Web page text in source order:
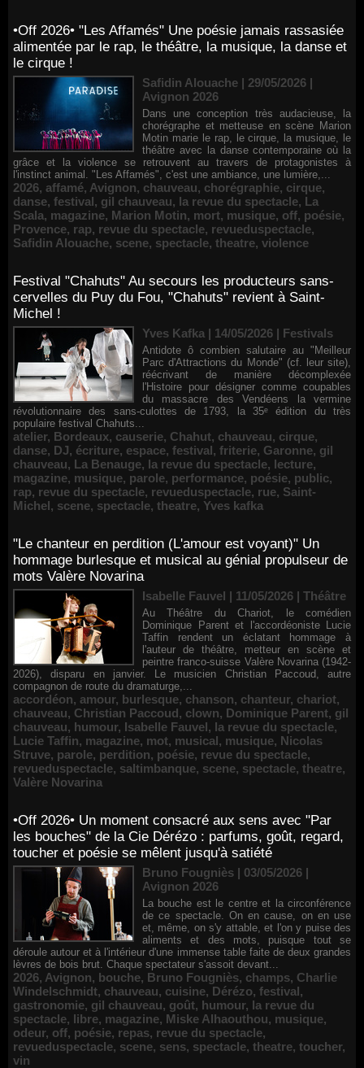
•Off 2026• "Les Affamés" Une poésie jamais rassasiée
alimentée par le rap, le théâtre, la musique, la danse et
le cirque !
Safidin Alouache | 29/05/2026 |
Avignon 2026
Dans une conception très audacieuse, la
chorégraphe et metteuse en scène Marion
Motin marie le rap, le cirque, la musique, le
théâtre avec la danse contemporaine où la
grâce et la violence se retrouvent au travers de protagonistes à
l'instinct animal. "Les Affamés", c'est une ambiance, une lumière,...
2026, affamé, Avignon, chauveau, chorégraphie, cirque,
danse, festival, gil chauveau, la revue du spectacle, La
Scala, magazine, Marion Motin, mort, musique, off, poésie,
Provence, rap, revue du spectacle, revueduspectacle,
Safidin Alouache, scene, spectacle, theatre, violence
Festival "Chahuts" Au secours les producteurs sans-
cervelles du Puy du Fou, "Chahuts" revient à Saint-
Michel !
Yves Kafka | 14/05/2026 | Festivals
Antidote ô combien salutaire au "Meilleur
Parc d'Attractions du Monde" (cf. leur site),
réécrivant de manière décomplexée
l'Histoire pour désigner comme coupables
du massacre des Vendéens la vermine
révolutionnaire des sans-culottes de 1793, la 35ᵉ édition du très
populaire festival Chahuts...
atelier, Bordeaux, causerie, Chahut, chauveau, cirque,
danse, DJ, écriture, espace, festival, friterie, Garonne, gil
chauveau, La Benauge, la revue du spectacle, lecture,
magazine, musique, parole, performance, poésie, public,
rap, revue du spectacle, revueduspectacle, rue, Saint-
Michel, scene, spectacle, theatre, Yves kafka
"Le chanteur en perdition (L'amour est voyant)" Un
hommage burlesque et musical au génial propulseur de
mots Valère Novarina
Isabelle Fauvel | 11/05/2026 | Théâtre
Au Théâtre du Chariot, le comédien
Dominique Parent et l'accordéoniste Lucie
Taffin rendent un éclatant hommage à
l'auteur de théâtre, metteur en scène et
peintre franco-suisse Valère Novarina (1942-
2026), disparu en janvier. Le musicien Christian Paccoud, autre
compagnon de route du dramaturge,...
accordéon, amour, burlesque, chanson, chanteur, chariot,
chauveau, Christian Paccoud, clown, Dominique Parent, gil
chauveau, humour, Isabelle Fauvel, la revue du spectacle,
Lucie Taffin, magazine, mot, musical, musique, Nicolas
Struve, parole, perdition, poésie, revue du spectacle,
revueduspectacle, saltimbanque, scene, spectacle, theatre,
Valère Novarina
•Off 2026• Un moment consacré aux sens avec "Par
les bouches" de la Cie Dérézo : parfums, goût, regard,
toucher et poésie se mêlent jusqu'à satiété
Bruno Fougniès | 03/05/2026 |
Avignon 2026
La bouche est le centre et la circonférence
de ce spectacle. On en cause, on en use
et, même, on s'y attable, et l'on y puise des
aliments et des mots, puisque tout se
déroule autour et à l'intérieur d'une immense table faite de deux grandes
lèvres de bois brut. Chaque spectateur s'assoit devant...
2026, Avignon, bouche, Bruno Fougniès, champs, Charlie
Windelschmidt, chauveau, cuisine, Dérézo, festival,
gastronomie, gil chauveau, goût, humour, la revue du
spectacle, libre, magazine, Miske Alhaouthou, musique,
odeur, off, poésie, repas, revue du spectacle,
revueduspectacle, scene, sens, spectacle, theatre, toucher,
vin